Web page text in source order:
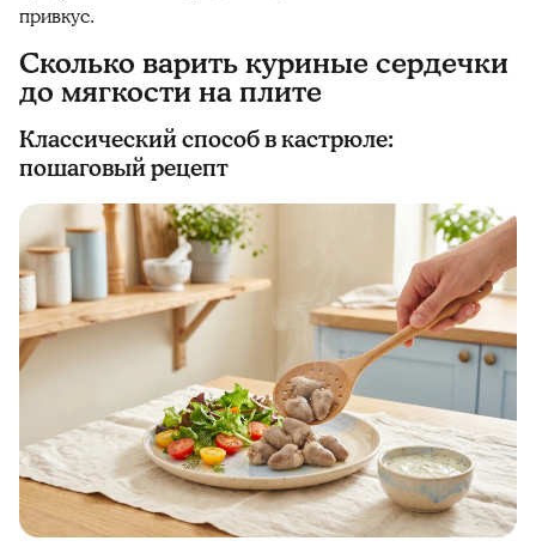
привкус.
Сколько варить куриные сердечки
до мягкости на плите
Классический способ в кастрюле:
пошаговый рецепт